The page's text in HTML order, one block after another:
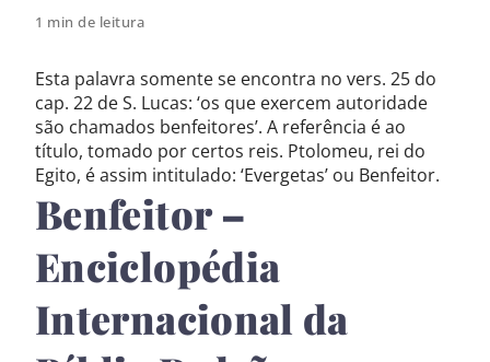
1 min de leitura
Esta palavra somente se encontra no vers. 25 do
cap. 22 de S. Lucas: ‘os que exercem autoridade
são chamados benfeitores’. A referência é ao
título, tomado por certos reis. Ptolomeu, rei do
Egito, é assim intitulado: ‘Evergetas’ ou Benfeitor.
Benfeitor –
Enciclopédia
Internacional da